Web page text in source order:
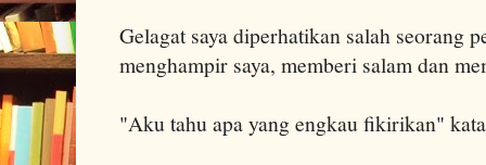
Gelagat saya diperhatikan salah seorang
menghampir saya, memberi salam dan
"Aku tahu apa yang engkau fikirikan"